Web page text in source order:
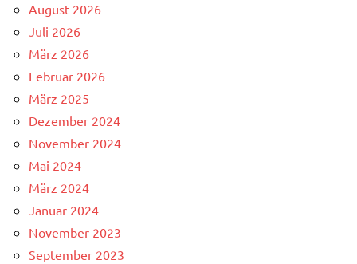
August 2026
Juli 2026
März 2026
Februar 2026
März 2025
Dezember 2024
November 2024
Mai 2024
März 2024
Januar 2024
November 2023
September 2023